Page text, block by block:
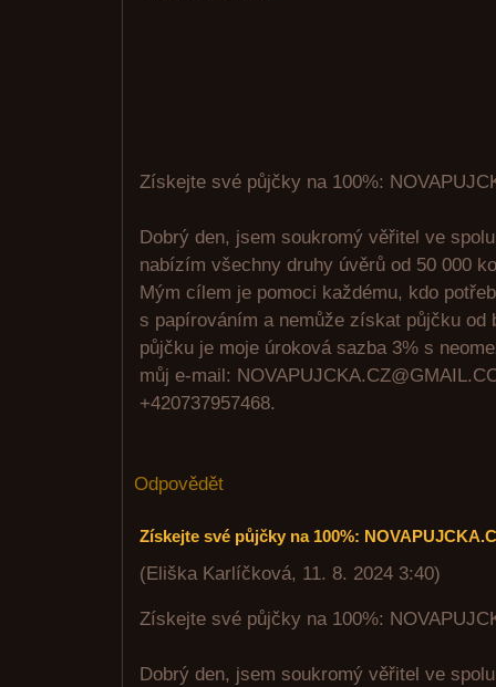
Získejte své půjčky na 100%:
Dobrý den, jsem soukromý věřitel ve
nabízím všechny druhy úvěrů od 50 000
Mým cílem je pomoci každému, kdo
s papírováním a nemůže získat půjčku od
půjčku je moje úroková sazba 3% s
můj e-mail:
+420737957468.
Odpovědět
Získejte své půjčky na 100%:
(Eliška Karlíčková, 11. 8. 2024 3:40)
Získejte své půjčky na 100%:
Dobrý den, jsem soukromý věřitel ve